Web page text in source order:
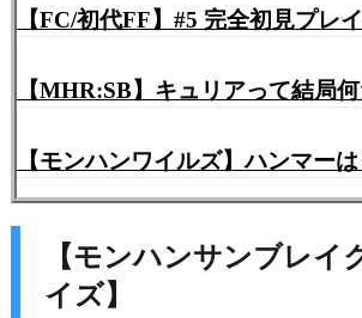
【MHR:SB】キュリアって結局
【モンハンワイルズ】ハンマー
【モンハンサンブレ
イズ】